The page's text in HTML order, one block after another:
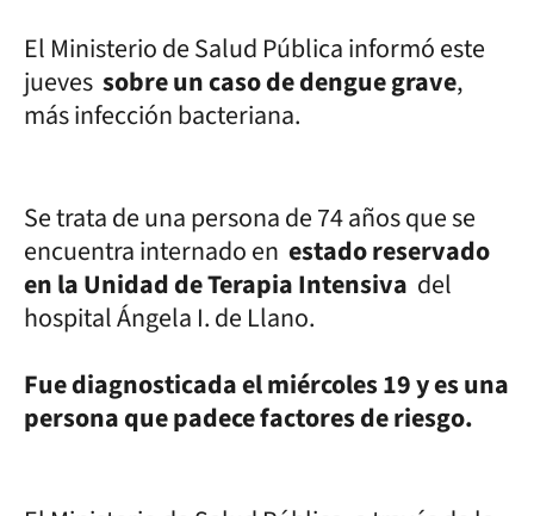
El Ministerio de Salud Pública informó este
jueves sobre un caso de dengue grave,
más infección bacteriana.
Se trata de una persona de 74 años que se
encuentra internado en estado reservado
en la Unidad de Terapia Intensiva del
hospital Ángela I. de Llano.
Fue diagnosticada el miércoles 19 y es una
persona que padece factores de riesgo.